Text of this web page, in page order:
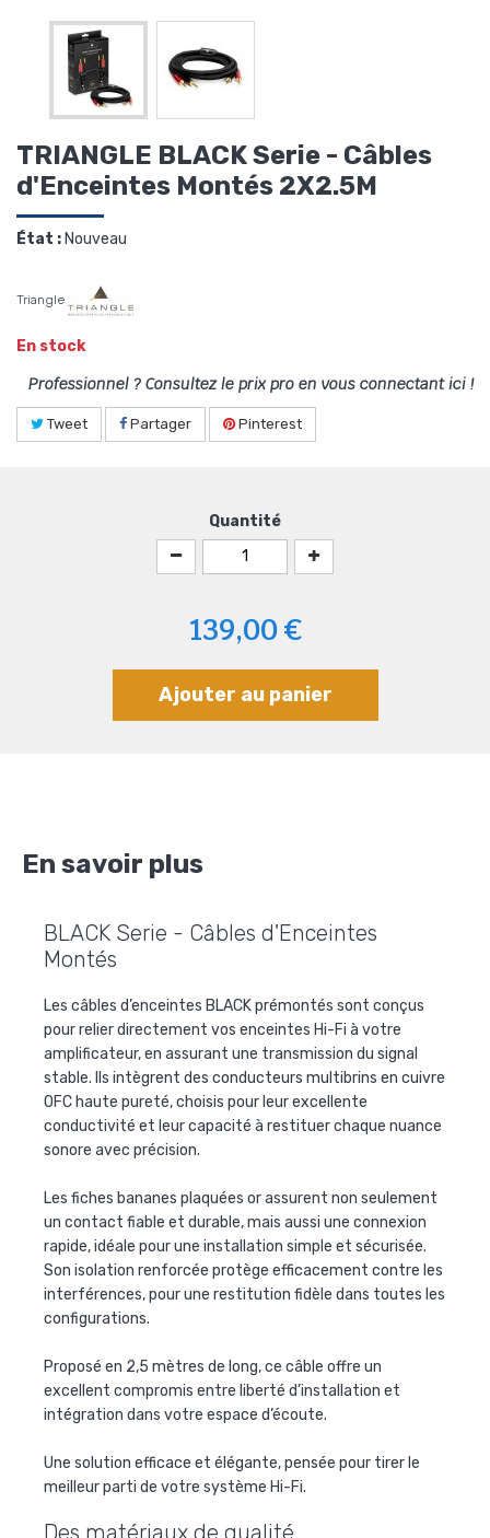
TRIANGLE BLACK Serie - Câbles
d'Enceintes Montés 2X2.5M
État :Nouveau
Triangle
En stock
Professionnel ? Consultez le prix pro en vous connectant ici !
Tweet Partager Pinterest
Quantité
139,00 €
Ajouter au panier
En savoir plus
BLACK Serie - Câbles d'Enceintes
Montés
Les câbles d’enceintes BLACK prémontés sont conçus
pour relier directement vos enceintes Hi-Fi à votre
amplificateur, en assurant une transmission du signal
stable. Ils intègrent des conducteurs multibrins en cuivre
OFC haute pureté, choisis pour leur excellente
conductivité et leur capacité à restituer chaque nuance
sonore avec précision.
Les fiches bananes plaquées or assurent non seulement
un contact fiable et durable, mais aussi une connexion
rapide, idéale pour une installation simple et sécurisée.
Son isolation renforcée protège efficacement contre les
interférences, pour une restitution fidèle dans toutes les
configurations.
Proposé en 2,5 mètres de long, ce câble offre un
excellent compromis entre liberté d’installation et
intégration dans votre espace d’écoute.
Une solution efficace et élégante, pensée pour tirer le
meilleur parti de votre système Hi-Fi.